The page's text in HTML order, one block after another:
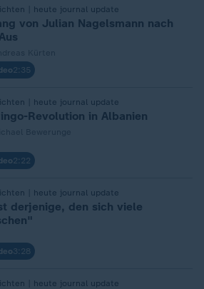
| heute journal update
von Julian Nagelsmann nach
2:35
| heute journal update
Revolution in Albanien
2:22
| heute journal update
derjenige, den sich viele
3:28
| heute journal update